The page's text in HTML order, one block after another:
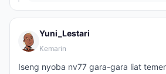
Yuni_Lestari
Kemarin
Iseng nyoba nv77 gara-gara liat